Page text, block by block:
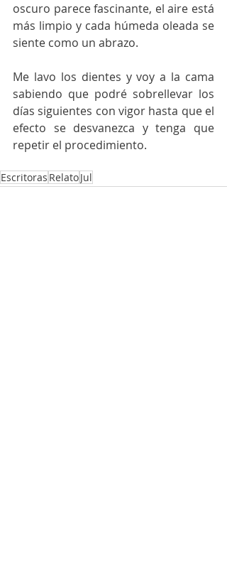
oscuro parece fascinante, el aire está
más limpio y cada húmeda oleada se
siente como un abrazo.
Me lavo los dientes y voy a la cama
sabiendo que podré sobrellevar los
días siguientes con vigor hasta que el
efecto se desvanezca y tenga que
repetir el procedimiento.
Escritoras RelatoJul